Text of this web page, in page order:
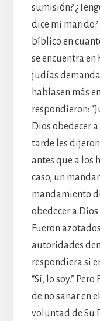
sumisión?
dice mi marido?
bíblico en
se encuentra en
judías
hablasen más
respondieron:
Dios obedecer
tarde les
antes que a los
caso, un
mandamiento
obedecer a
Fueron
autoridades
respondiera si
“Sí, lo soy.”
de no sanar en
voluntad de Su